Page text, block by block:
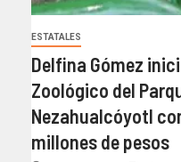
ESTATALES
Delfina Gómez
Zoológico del
Nezahualcóyotl
millones de pesos